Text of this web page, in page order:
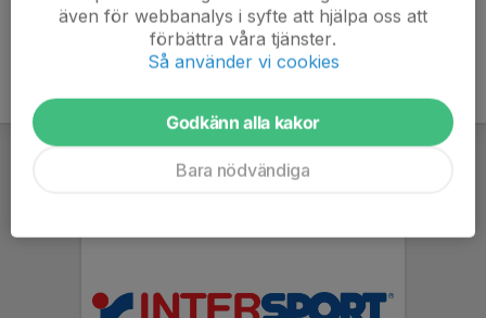
även för webbanalys i syfte att hjälpa oss att
förbättra våra tjänster.
Så använder vi cookies
Godkänn alla kakor
Bara nödvändiga